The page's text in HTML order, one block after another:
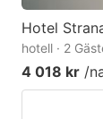
Hotel
hotell · 2
4 018 kr /